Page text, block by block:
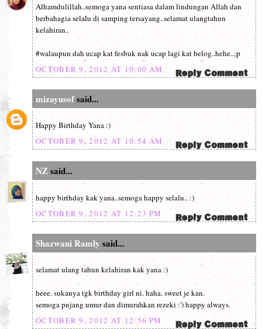
Alhamdulillah..semoga yana sentiasa dalam lindungan Allah dan
berbahagia selalu di samping tersayang..selamat ulangtahun
kelahiran..
#walaupun dah ucap kat fesbuk nak ucap lagi kat belog..hehe..;p
OCTOBER 9, 2012 AT 10:00 AM
mizayusofsaid...
Happy Birthday Yana :)
OCTOBER 9, 2012 AT 10:54 AM
NZsaid...
happy birthday kak yana..semoga happy selalu.. :)
OCTOBER 9, 2012 AT 12:23 PM
Shazwani Ramly said...
selamat ulang tahun kelahiran kak yana :)
heee. sukanya tgk birthday girl ni. haha. sweet je kan.
semoga pnjang umur dan dimurahkan rezeki :') happy always.
OCTOBER 9, 2012 AT 12:56 PM